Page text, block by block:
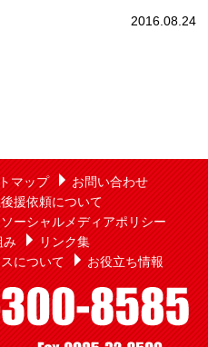
2016.08.24
マップ
お問い合わせ
援依頼について
ソーシャルメディアポリシー
み
リンク集
について お役立ち情報